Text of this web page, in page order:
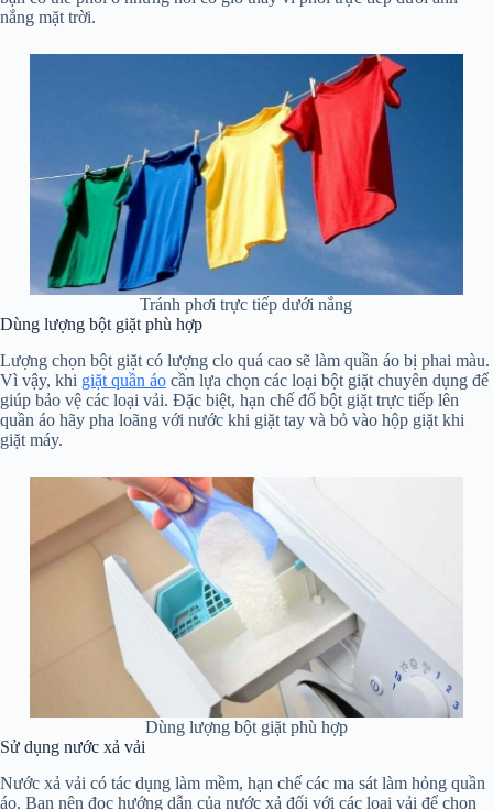
nắng mặt trời.
Tránh phơi trực tiếp dưới nắng
Dùng lượng bột giặt phù hợp
Lượng chọn bột giặt có lượng clo quá cao sẽ làm quần áo bị phai màu.
Vì vậy, khi giặt quần áo cần lựa chọn các loại bột giặt chuyên dụng để
giúp bảo vệ các loại vải. Đặc biệt, hạn chế đổ bột giặt trực tiếp lên
quần áo hãy pha loãng với nước khi giặt tay và bỏ vào hộp giặt khi
giặt máy.
Dùng lượng bột giặt phù hợp
Sử dụng nước xả vải
Nước xả vải có tác dụng làm mềm, hạn chế các ma sát làm hỏng quần
áo. Bạn nên đọc hướng dẫn của nước xả đối với các loại vải để chọn